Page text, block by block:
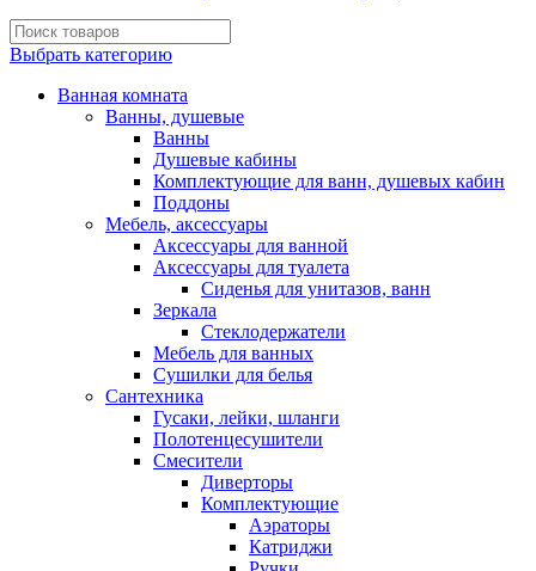
Выбрать категорию
Ванная комната
Ванны, душевые
Ванны
Душевые кабины
Комплектующие для ванн, душевых кабин
Поддоны
Мебель, аксессуары
Аксессуары для ванной
Аксессуары для туалета
Сиденья для унитазов, ванн
Зеркала
Стеклодержатели
Мебель для ванных
Сушилки для белья
Сантехника
Гусаки, лейки, шланги
Полотенцесушители
Смесители
Диверторы
Комплектующие
Аэраторы
Катриджи